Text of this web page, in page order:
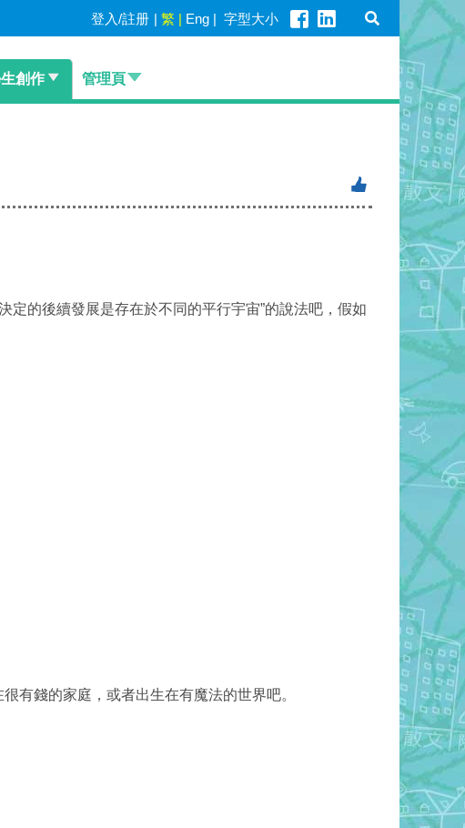
登入/註册 | 繁 | Eng | 字型大小
創作 管理頁
定的後續發展是存在於不同的平行宇宙”的說法吧，假如
有錢的家庭，或者出生在有魔法的世界吧。